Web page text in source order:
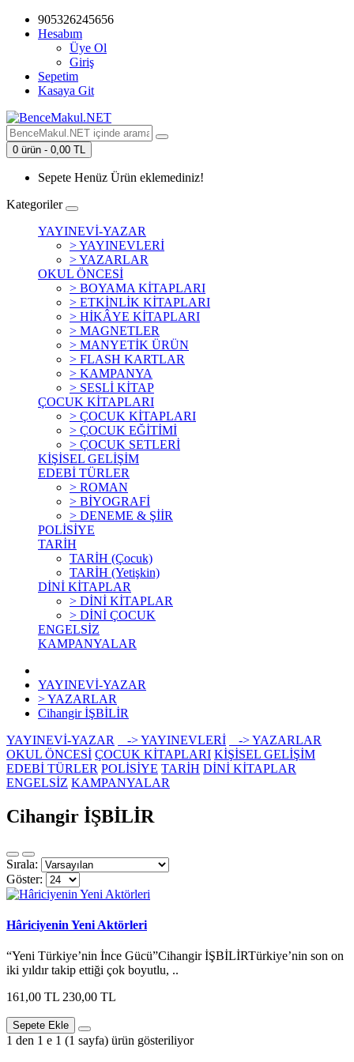
905326245656
Hesabım
Üye Ol
Giriş
Sepetim
Kasaya Git
0 ürün - 0,00 TL
Sepete Henüz Ürün eklemediniz!
Kategoriler
YAYINEVİ-YAZAR
> YAYINEVLERİ
> YAZARLAR
OKUL ÖNCESİ
> BOYAMA KİTAPLARI
> ETKİNLİK KİTAPLARI
> HİKÂYE KİTAPLARI
> MAGNETLER
> MANYETİK ÜRÜN
> FLASH KARTLAR
> KAMPANYA
> SESLİ KİTAP
ÇOCUK KİTAPLARI
> ÇOCUK KİTAPLARI
> ÇOCUK EĞİTİMİ
> ÇOCUK SETLERİ
KİŞİSEL GELİŞİM
EDEBİ TÜRLER
> ROMAN
> BİYOGRAFİ
> DENEME & ŞİİR
POLİSİYE
TARİH
TARİH (Çocuk)
TARİH (Yetişkin)
DİNİ KİTAPLAR
> DİNİ KİTAPLAR
> DİNİ ÇOCUK
ENGELSİZ
KAMPANYALAR
YAYINEVİ-YAZAR
> YAZARLAR
Cihangir İŞBİLİR
YAYINEVİ-YAZAR
-> YAYINEVLERİ
-> YAZARLAR
OKUL ÖNCESİ ÇOCUK KİTAPLARI KİŞİSEL GELİŞİM
EDEBİ TÜRLER POLİSİYE TARİH DİNİ KİTAPLAR
ENGELSİZ KAMPANYALAR
Cihangir İŞBİLİR
Sırala:
Göster:
Hâriciyenin Yeni Aktörleri
“Yeni Türkiye’nin İnce Gücü”Cihangir İŞBİLİRTürkiye’nin son on
iki yıldır takip ettiği çok boyutlu, ..
161,00 TL 230,00 TL
Sepete Ekle
1 den 1 e 1 (1 sayfa) ürün gösteriliyor